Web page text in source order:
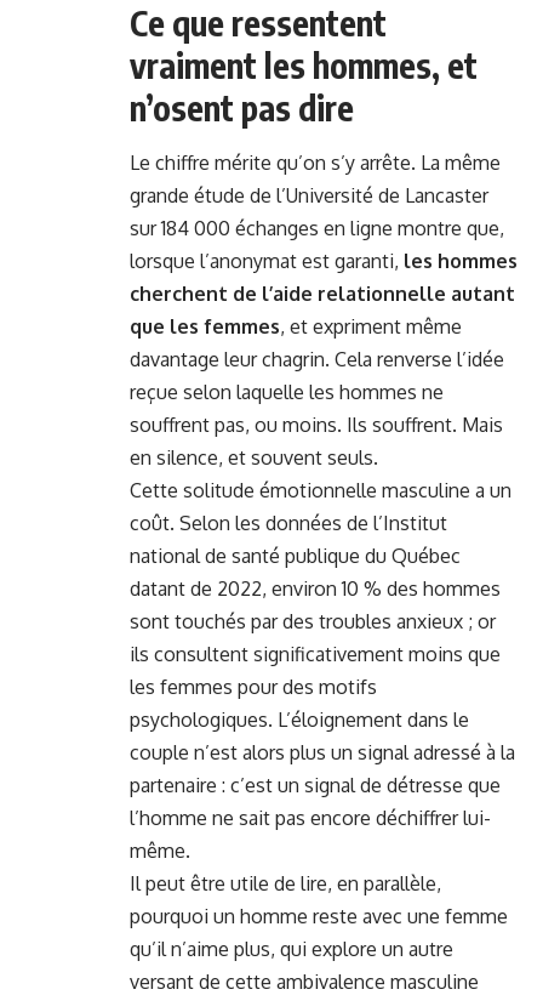
Ce que ressentent
vraiment les hommes, et
n’osent pas dire
Le chiffre mérite qu’on s’y arrête. La même
grande étude de l’Université de Lancaster
sur 184 000 échanges en ligne montre que,
lorsque l’anonymat est garanti, les hommes
cherchent de l’aide relationnelle autant
que les femmes, et expriment même
davantage leur chagrin. Cela renverse l’idée
reçue selon laquelle les hommes ne
souffrent pas, ou moins. Ils souffrent. Mais
en silence, et souvent seuls.
Cette solitude émotionnelle masculine a un
coût. Selon les données de l’Institut
national de santé publique du Québec
datant de 2022, environ 10 % des hommes
sont touchés par des troubles anxieux ; or
ils consultent significativement moins que
les femmes pour des motifs
psychologiques. L’éloignement dans le
couple n’est alors plus un signal adressé à la
partenaire : c’est un signal de détresse que
l’homme ne sait pas encore déchiffrer lui-
même.
Il peut être utile de lire, en parallèle,
pourquoi un homme reste avec une femme
qu’il n’aime plus, qui explore un autre
versant de cette ambivalence masculine